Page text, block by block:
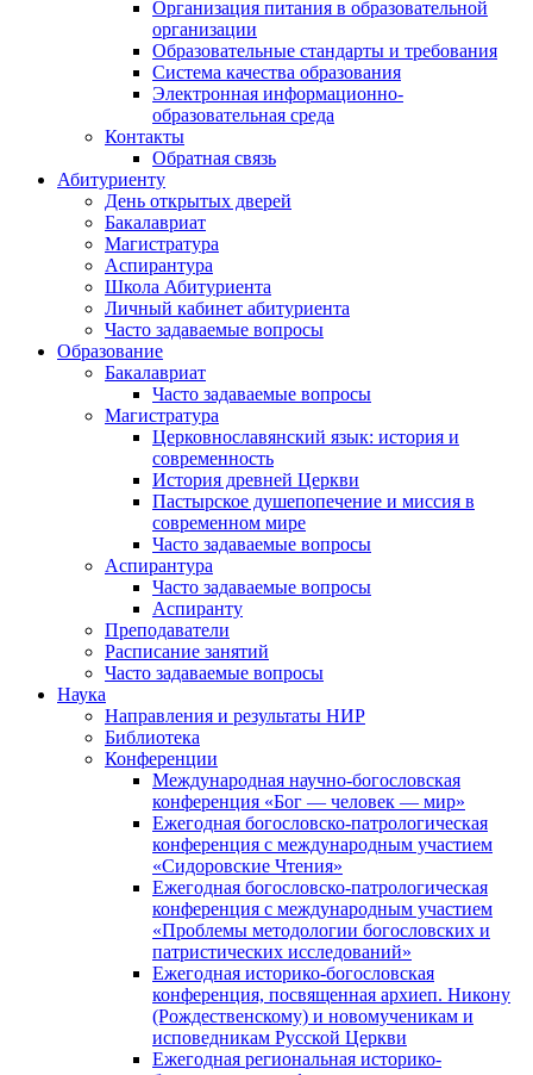
Организация питания в образовательной
организации
Образовательные стандарты и требования
Система качества образования
Электронная информационно-
образовательная среда
Контакты
Обратная связь
Абитуриенту
День открытых дверей
Бакалавриат
Магистратура
Аспирантура
Школа Абитуриента
Личный кабинет абитуриента
Часто задаваемые вопросы
Образование
Бакалавриат
Часто задаваемые вопросы
Магистратура
Церковнославянский язык: история и
современность
История древней Церкви
Пастырское душепопечение и миссия в
современном мире
Часто задаваемые вопросы
Аспирантура
Часто задаваемые вопросы
Аспиранту
Преподаватели
Расписание занятий
Часто задаваемые вопросы
Наука
Направления и результаты НИР
Библиотека
Конференции
Международная научно-богословская
конференция «Бог — человек — мир»
Ежегодная богословско-патрологическая
конференция с международным участием
«Сидоровские Чтения»
Ежегодная богословско-патрологическая
конференция с международным участием
«Проблемы методологии богословских и
патристических исследований»
Ежегодная историко-богословская
конференция, посвященная архиеп. Никону
(Рождественскому) и новомученикам и
исповедникам Русской Церкви
Ежегодная региональная историко-